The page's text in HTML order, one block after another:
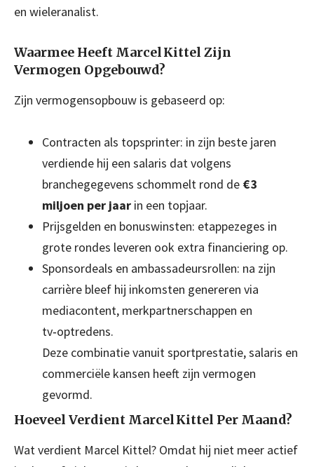
en wieleranalist.
Waarmee Heeft Marcel Kittel Zijn
Vermogen Opgebouwd?
Zijn vermogensopbouw is gebaseerd op:
Contracten als topsprinter: in zijn beste jaren
verdiende hij een salaris dat volgens
branchegegevens schommelt rond de € 3
miljoen per jaar in een topjaar.
Prijs­gelden en bonus­winsten: etappezeges in
grote rondes leveren ook extra financiering op.
Sponsordeals en ambassadeursrollen: na zijn
carrière bleef hij inkomsten genereren via
mediacontent, merk­partnerschappen en
tv‑optredens.
Deze combinatie vanuit sportprestatie, salaris en
commerciële kansen heeft zijn vermogen
gevormd.
Hoeveel Verdient Marcel Kittel Per Maand?
Wat verdient Marcel Kittel? Omdat hij niet meer actief